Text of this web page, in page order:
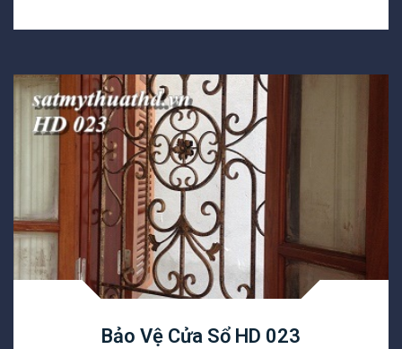
Bảo Vệ Cửa Sổ HD 023